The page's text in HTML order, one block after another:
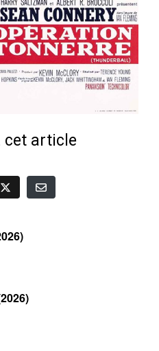
cet article